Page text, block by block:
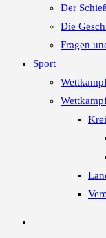
Der
Die
Fragen
Sport